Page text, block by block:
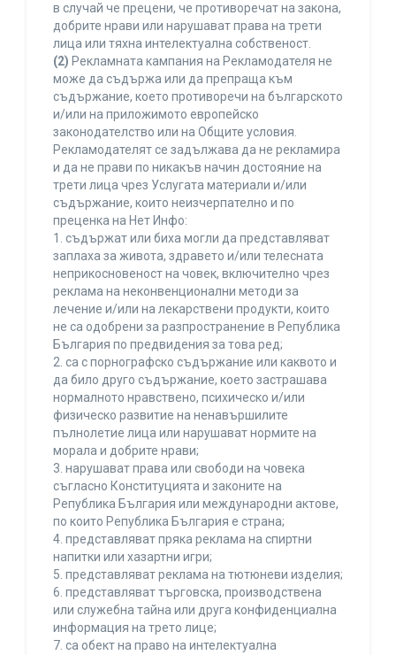
в случай че прецени, че противоречат на закона,
добрите нрави или нарушават права на трети
лица или тяхна интелектуална собственост.
(2) Рекламната кампания на Рекламодателя не
може да съдържа или да препраща към
съдържание, което противоречи на българското
и/или на приложимото европейско
законодателство или на Общите условия.
Рекламодателят се задължава да не рекламира
и да не прави по никакъв начин достояние на
трети лица чрез Услугата материали и/или
съдържание, които неизчерпателно и по
преценка на Нет Инфо:
1. съдържат или биха могли да представляват
заплаха за живота, здравето и/или телесната
неприкосновеност на човек, включително чрез
реклама на неконвенционални методи за
лечение и/или на лекарствени продукти, които
не са одобрени за разпространение в Република
България по предвидения за това ред;
2. са с порнографско съдържание или каквото и
да било друго съдържание, което застрашава
нормалното нравствено, психическо и/или
физическо развитие на ненавършилите
пълнолетие лица или нарушават нормите на
морала и добрите нрави;
3. нарушават права или свободи на човека
съгласно Конституцията и законите на
Република България или международни актове,
по които Република България е страна;
4. представляват пряка реклама на спиртни
напитки или хазартни игри;
5. представляват реклама на тютюневи изделия;
6. представляват търговска, производствена
или служебна тайна или друга конфиденциална
информация на трето лице;
7. са обект на право на интелектуална